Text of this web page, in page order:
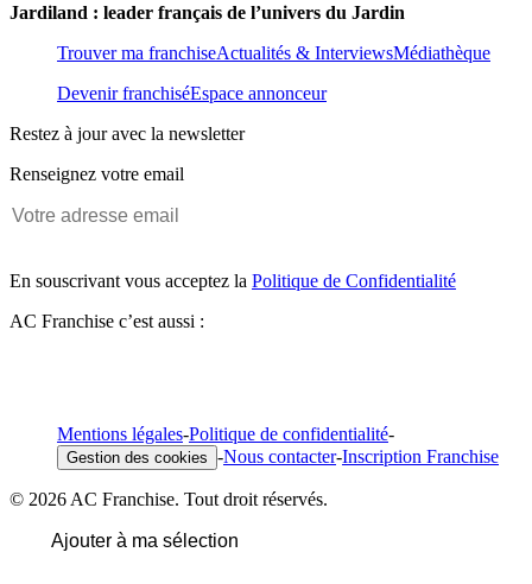
Jardiland : leader français de l’univers du Jardin
Trouver ma franchiseActualités & InterviewsMédiathèque
Devenir franchiséEspace annonceur
Restez à jour avec la newsletter
Renseignez votre email
En souscrivant vous acceptez la Politique de Confidentialité
AC Franchise c’est aussi :
Mentions légales-Politique de confidentialité-
Gestion des cookies -Nous contacter-Inscription Franchise
© 2026 AC Franchise. Tout droit réservés.
Ajouter à ma sélection